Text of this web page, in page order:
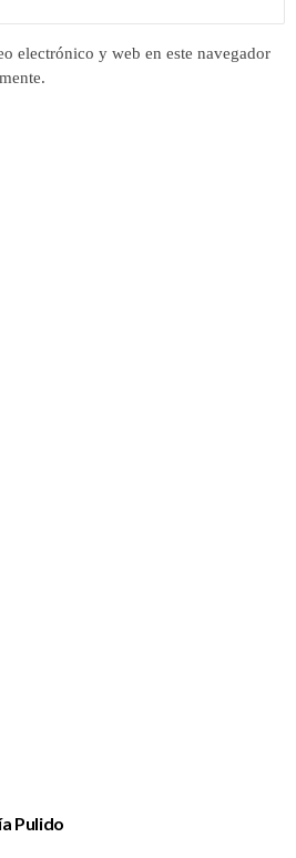
electrónico y web en este navegador